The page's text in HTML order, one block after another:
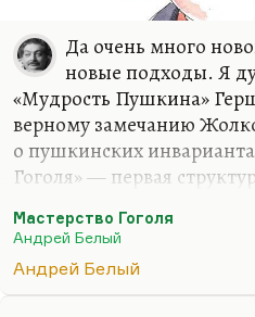
Да очень много
новые подходы. Я
«Мудрость Пушкина»
верному замечанию
о пушкинских
Гоголя» — первая
предвосхитившая работу
Гоголя», вполне
формалистскую в лучшем
Мастерство Гоголя
Андрей Белый
Андрей Белый